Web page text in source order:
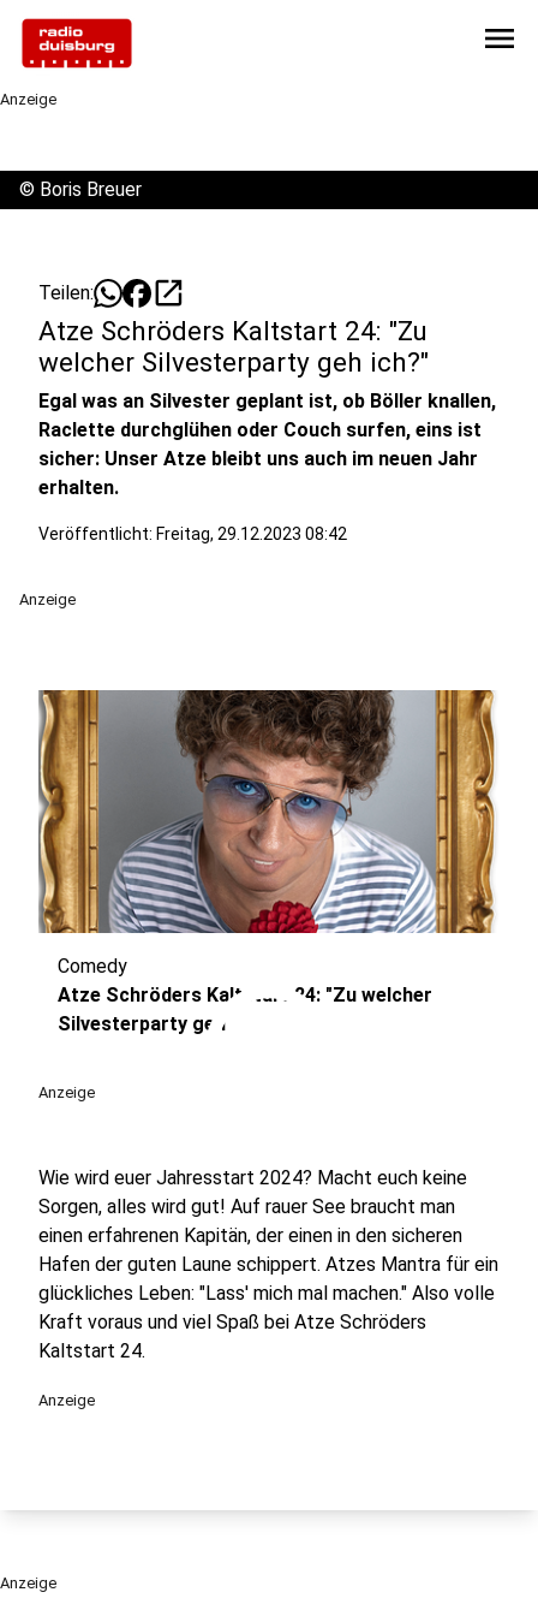
menu
Anzeige
© Boris Breuer
Teilen: open_in_new
Atze Schröders Kaltstart 24: "Zu
welcher Silvesterparty geh ich?"
Egal was an Silvester geplant ist, ob Böller knallen,
Raclette durchglühen oder Couch surfen, eins ist
sicher: Unser Atze bleibt uns auch im neuen Jahr
erhalten.
Veröffentlicht: Freitag, 29.12.2023 08:42
Anzeige
play_circle
Comedy
Atze Schröders Kaltstart 24: "Zu welcher
Silvesterparty geh
Anzeige
Wie wird euer Jahresstart 2024? Macht euch keine
Sorgen, alles wird gut! Auf rauer See braucht man
einen erfahrenen Kapitän, der einen in den sicheren
Hafen der guten Laune schippert. Atzes Mantra für ein
glückliches Leben: "Lass' mich mal machen." Also volle
Kraft voraus und viel Spaß bei Atze Schröders
Kaltstart 24.
Anzeige
Anzeige